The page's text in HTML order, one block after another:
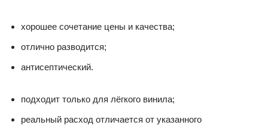
хорошее сочетание цены и качества;
отлично разводится;
антисептический.
подходит только для лёгкого винила;
реальный расход отличается от указанного